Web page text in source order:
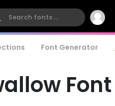
Font Generator
Font